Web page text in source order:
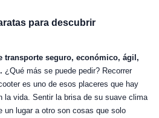
para descubrir
transporte seguro, económico, ágil,
¿Qué más se puede pedir? Recorrer
es uno de esos placeres que hay
la vida. Sentir la brisa de su suave clima
un lugar a otro son cosas que solo